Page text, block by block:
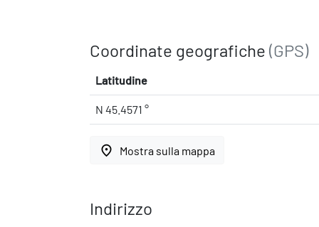
Coordinate geografiche (GPS)
Latitudine
N 45.4571 °
place Mostra sulla mappa
Indirizzo